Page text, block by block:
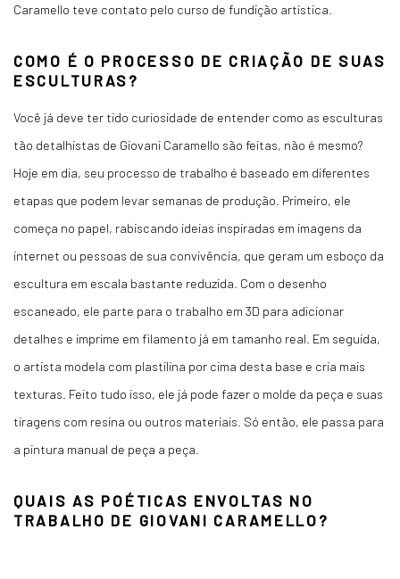
Caramello teve contato pelo curso de fundição artística.
COMO É O PROCESSO DE CRIAÇÃO DE SUAS
ESCULTURAS?
Você já deve ter tido curiosidade de entender como as esculturas
tão detalhistas de Giovani Caramello são feitas, não é mesmo?
Hoje em dia, seu processo de trabalho é baseado em diferentes
etapas que podem levar semanas de produção. Primeiro, ele
começa no papel, rabiscando ideias inspiradas em imagens da
internet ou pessoas de sua convivência, que geram um esboço da
escultura em escala bastante reduzida. Com o desenho
escaneado, ele parte para o trabalho em 3D para adicionar
detalhes e imprime em filamento já em tamanho real. Em seguida,
o artista modela com plastilina por cima desta base e cria mais
texturas. Feito tudo isso, ele já pode fazer o molde da peça e suas
tiragens com resina ou outros materiais. Só então, ele passa para
a pintura manual de peça a peça.
QUAIS AS POÉTICAS ENVOLTAS NO
TRABALHO DE GIOVANI CARAMELLO?